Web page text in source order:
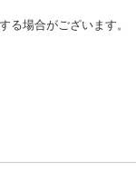
る場合がございます。